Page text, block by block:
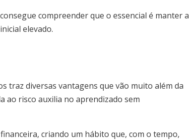
compreender que o essencial é manter a
elevado.
traz diversas vantagens que vão muito além da
ao risco auxilia no aprendizado sem
criando um hábito que, com o tempo,